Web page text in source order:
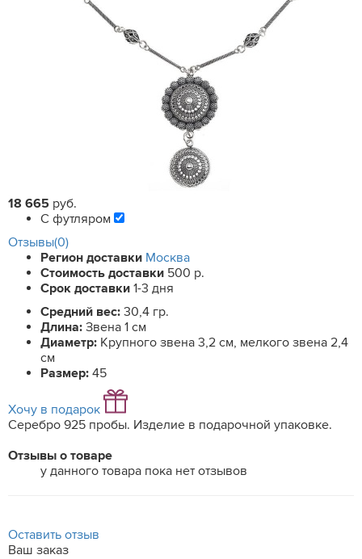
18 665 руб.
С футляром
Отзывы(0)
Регион доставки Москва
Стоимость доставки 500 р.
Срок доставки 1-3 дня
Средний вес: 30,4 гр.
Длина: Звена 1 см
Диаметр: Крупного звена 3,2 см, мелкого звена 2,4
см
Размер: 45
Хочу в подарок
Серебро 925 пробы. Изделие в подарочной упаковке.
Отзывы о товаре
у данного товара пока нет отзывов
Оставить отзыв
Ваш заказ